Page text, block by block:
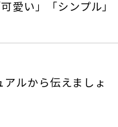
愛い」「シンプル」
ルから伝えましょ